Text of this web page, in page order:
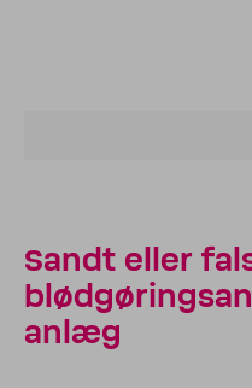
Sandt eller
anlæg